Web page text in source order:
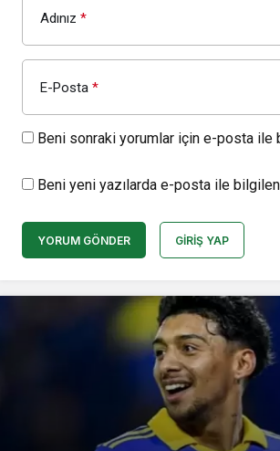
Adınız *
E-Posta *
Beni sonraki yorumlar için e-posta ile
Beni yeni yazılarda e-posta ile
YORUM GÖNDER GIRIŞ YAP